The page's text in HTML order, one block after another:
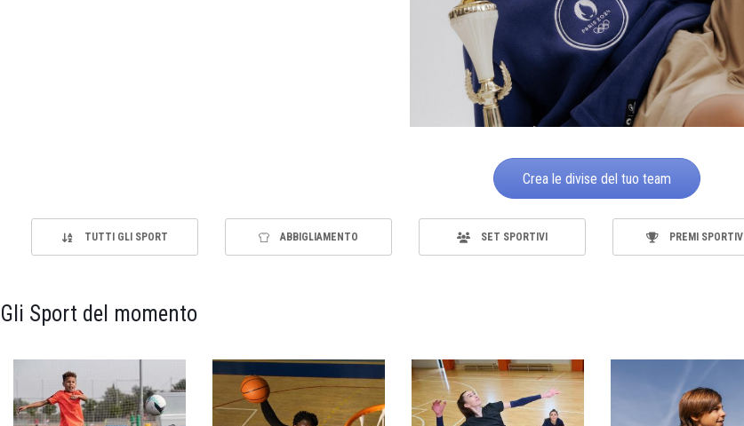
Crea le divise del tuo team
TUTTI GLI SPORT ABBIGLIAMENTO SET SPORTIVI PREMI SPORTIVI
Gli Sport del momento